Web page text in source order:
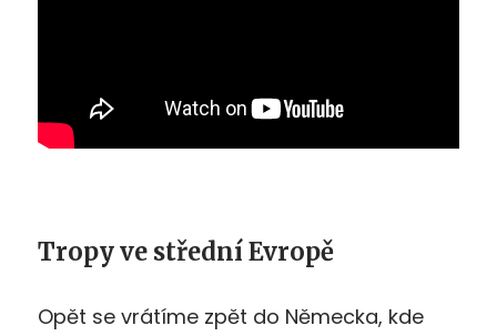
Tropy ve střední Evropě
Opět se vrátíme zpět do Německa, kde